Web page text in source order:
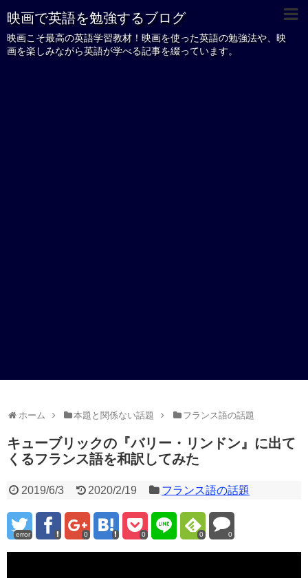
映画で英語を勉強するブログ
映画こそ最高の英語学習教材！映画を使った英語の勉強法や、映
画を楽しみながら英語が学べる記事を綴っています。
ホーム 本題と関係ない話題 フランス語の話題
キューブリックの『バリー・リンドン』に出て
くるフランス語を和訳してみた
2019/6/3 2020/2/19 フランス語の話題
error 0 0 0 0